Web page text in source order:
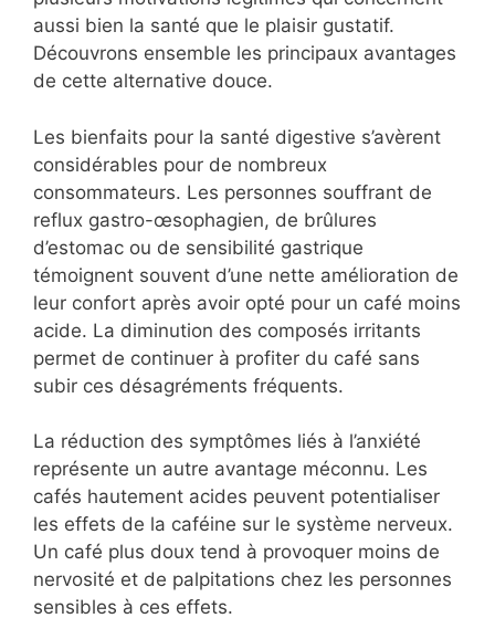
aussi bien la santé que le plaisir gustatif.
Découvrons ensemble les principaux avantages
de cette alternative douce.
Les bienfaits pour la santé digestive s’avèrent
considérables pour de nombreux
consommateurs. Les personnes souffrant de
reflux gastro-œsophagien, de brûlures
d’estomac ou de sensibilité gastrique
témoignent souvent d’une nette amélioration de
leur confort après avoir opté pour un café moins
acide. La diminution des composés irritants
permet de continuer à profiter du café sans
subir ces désagréments fréquents.
La réduction des symptômes liés à l’anxiété
représente un autre avantage méconnu. Les
cafés hautement acides peuvent potentialiser
les effets de la caféine sur le système nerveux.
Un café plus doux tend à provoquer moins de
nervosité et de palpitations chez les personnes
sensibles à ces effets.